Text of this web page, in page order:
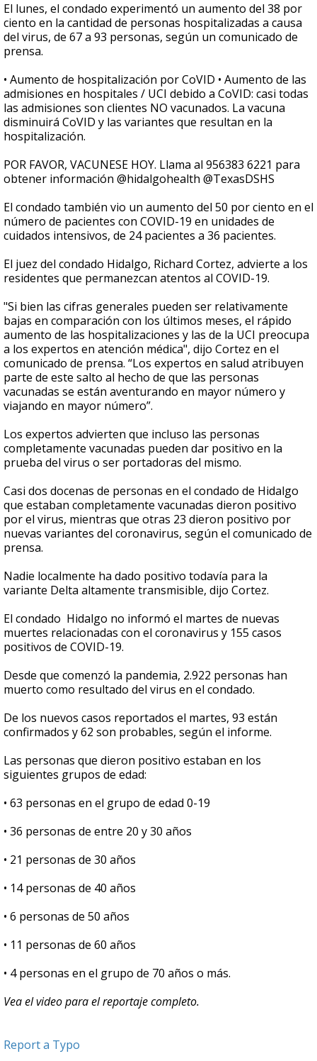
El lunes, el condado experimentó un aumento del 38 por
ciento en la cantidad de personas hospitalizadas a causa
del virus, de 67 a 93 personas, según un comunicado de
prensa.
• Aumento de hospitalización por CoVID • Aumento de las
admisiones en hospitales / UCI debido a CoVID: casi todas
las admisiones son clientes NO vacunados. La vacuna
disminuirá CoVID y las variantes que resultan en la
hospitalización.
POR FAVOR, VACUNESE HOY. Llama al 956383 6221 para
obtener información @hidalgohealth @TexasDSHS
El condado también vio un aumento del 50 por ciento en el
número de pacientes con COVID-19 en unidades de
cuidados intensivos, de 24 pacientes a 36 pacientes.
El juez del condado Hidalgo, Richard Cortez, advierte a los
residentes que permanezcan atentos al COVID-19.
"Si bien las cifras generales pueden ser relativamente
bajas en comparación con los últimos meses, el rápido
aumento de las hospitalizaciones y las de la UCI preocupa
a los expertos en atención médica", dijo Cortez en el
comunicado de prensa. “Los expertos en salud atribuyen
parte de este salto al hecho de que las personas
vacunadas se están aventurando en mayor número y
viajando en mayor número”.
Los expertos advierten que incluso las personas
completamente vacunadas pueden dar positivo en la
prueba del virus o ser portadoras del mismo.
Casi dos docenas de personas en el condado de Hidalgo
que estaban completamente vacunadas dieron positivo
por el virus, mientras que otras 23 dieron positivo por
nuevas variantes del coronavirus, según el comunicado de
prensa.
Nadie localmente ha dado positivo todavía para la
variante Delta altamente transmisible, dijo Cortez.
El condado Hidalgo no informó el martes de nuevas
muertes relacionadas con el coronavirus y 155 casos
positivos de COVID-19.
Desde que comenzó la pandemia, 2.922 personas han
muerto como resultado del virus en el condado.
De los nuevos casos reportados el martes, 93 están
confirmados y 62 son probables, según el informe.
Las personas que dieron positivo estaban en los
siguientes grupos de edad:
• 63 personas en el grupo de edad 0-19
• 36 personas de entre 20 y 30 años
• 21 personas de 30 años
• 14 personas de 40 años
• 6 personas de 50 años
• 11 personas de 60 años
• 4 personas en el grupo de 70 años o más.
Vea el video para el reportaje completo.
Report a Typo